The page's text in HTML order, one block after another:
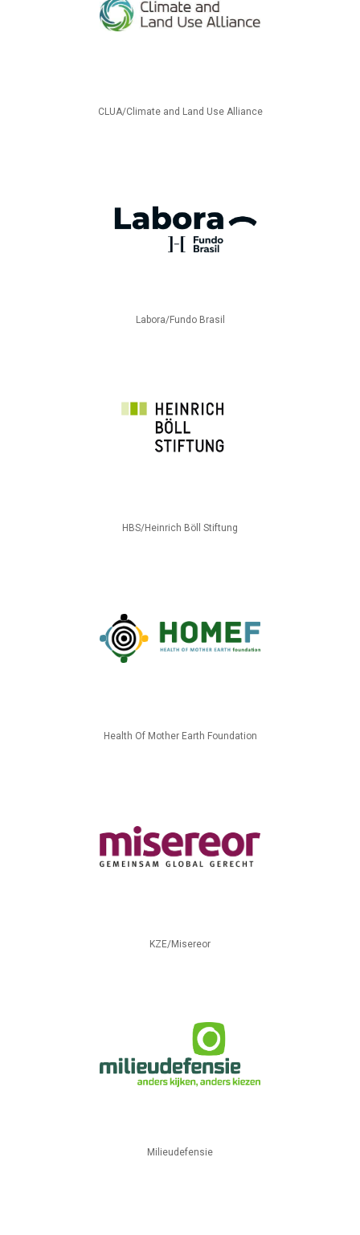
CLUA/Climate and Land Use Alliance
Labora/Fundo Brasil
HBS/Heinrich Böll Stiftung
Health Of Mother Earth Foundation
KZE/Misereor
Milieudefensie